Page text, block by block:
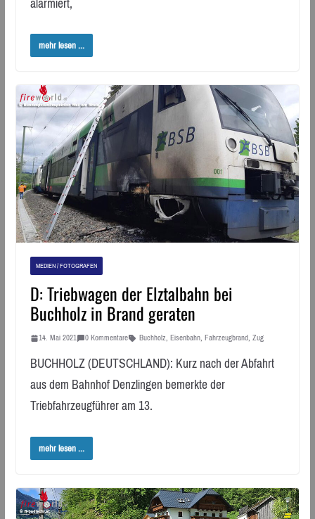
mehr lesen ...
MEDIEN / FOTOGRAFEN
D: Triebwagen der Elztalbahn bei
Buchholz in Brand geraten
14. Mai 2021 0 Kommentare Buchholz, Eisenbahn, Fahrzeugbrand, Zug
BUCHHOLZ (DEUTSCHLAND): Kurz nach der Abfahrt
aus dem Bahnhof Denzlingen bemerkte der
Triebfahrzeugführer am 13.
mehr lesen ...